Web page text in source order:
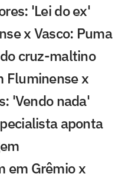
'Lei do ex'
x Vasco: Puma
cruz-maltino
Fluminense x
'Vendo nada'
aponta
em Grêmio x